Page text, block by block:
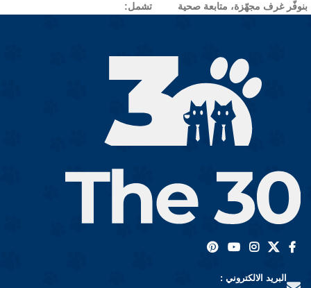
بنوفّر غرف مجهّزة، متابعة صحية
الاستشفاء عندنا يشمل:
متابعة العلامات الحيوية
تقديم الأدوية في مواعيدها
رعاية خاصة للحالات الحرجة
معانا… حيوانك يعيش تجربة مريحة
وكأنه في بيته تمامًا.
تشمل:
بنستخدم منتجات طبية آمنة مخصصة
للحيوانات الأليفة، وبنهتم إن الحيوان
مرتاح – نظيف – ورايق بأفضل شكل
ممكن.
البريد الالكتروني :